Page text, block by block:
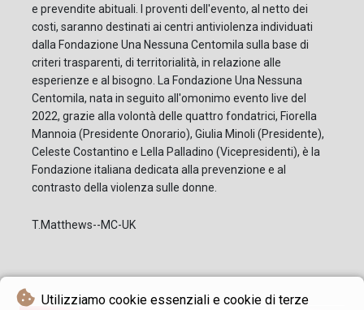
Utilizziamo cookie essenziali e cookie di terze
e prevendite abituali. I proventi dell'evento, al netto dei
costi, saranno destinati ai centri antiviolenza individuati
dalla Fondazione Una Nessuna Centomila sulla base di
criteri trasparenti, di territorialità, in relazione alle
esperienze e al bisogno. La Fondazione Una Nessuna
Centomila, nata in seguito all'omonimo evento live del
2022, grazie alla volontà delle quattro fondatrici, Fiorella
Mannoia (Presidente Onorario), Giulia Minoli (Presidente),
Celeste Costantino e Lella Palladino (Vicepresidenti), è la
Fondazione italiana dedicata alla prevenzione e al
contrasto della violenza sulle donne.
T.Matthews--MC-UK